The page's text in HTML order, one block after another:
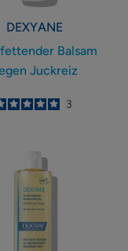
DEXYANE
Balsam
Juckreiz
5
/5
3
Reinigungsöl